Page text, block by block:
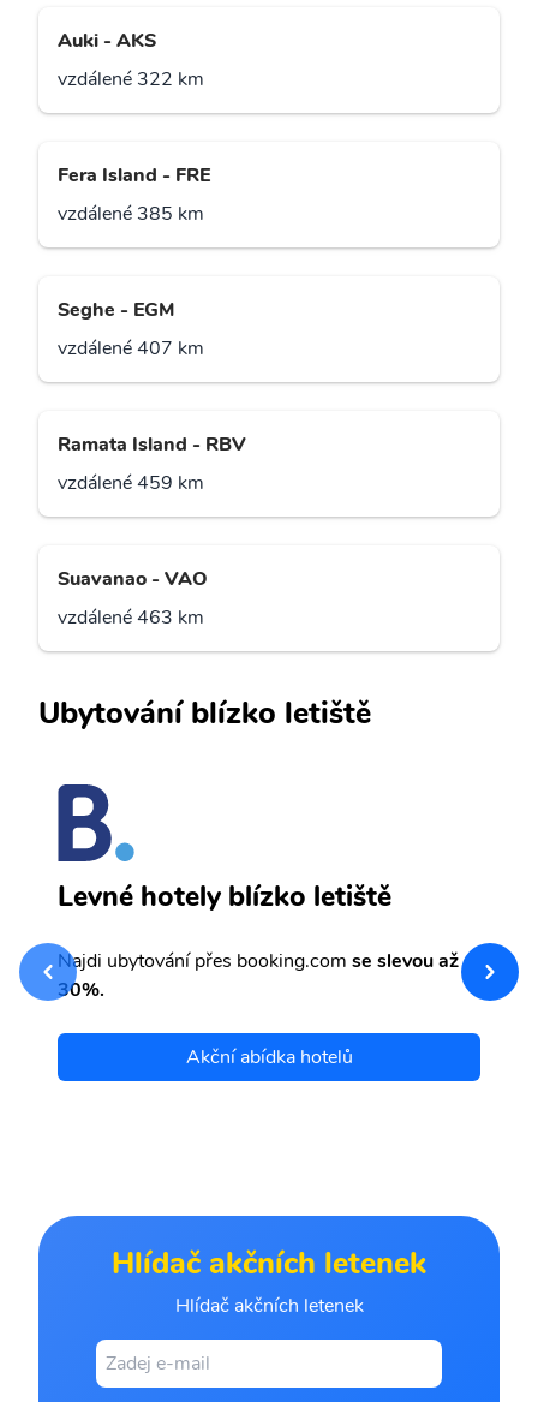
Auki - AKS
vzdálené 322 km
Fera Island - FRE
vzdálené 385 km
Seghe - EGM
vzdálené 407 km
Ramata Island - RBV
vzdálené 459 km
Suavanao - VAO
vzdálené 463 km
Ubytování blízko letiště
Levné hotely blízko letiště
Najdi ubytování přes booking.com se slevou až
30%.
Akční abídka hotelů
Hlídač akčních letenek
Hlídač akčních letenek